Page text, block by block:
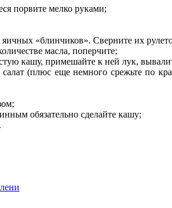
порвите мелко руками;
«блинчиков». Сверните их
масла, поперчите;
кашу, примешайте к ней лук,
(плюс еще немного срежьте по
обязательно сделайте кашу;